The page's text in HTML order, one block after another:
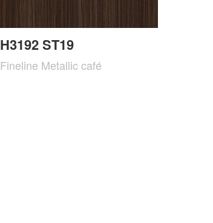
H3192 ST19
Fineline Metallic café